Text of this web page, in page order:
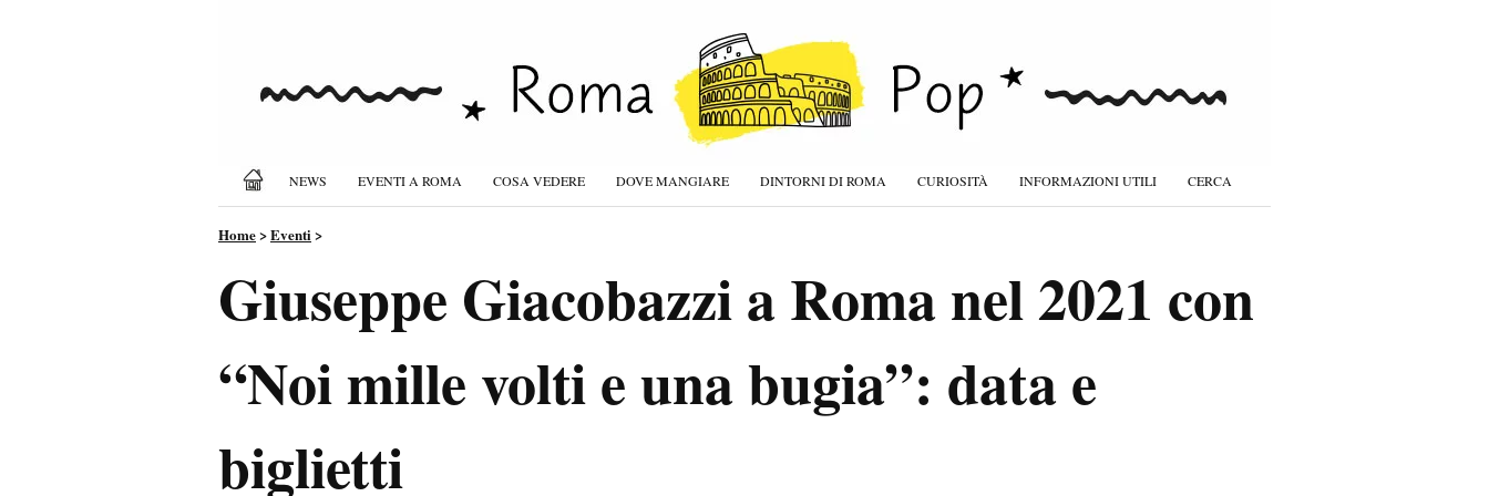
NEWS EVENTI A ROMA COSA VEDERE DOVE MANGIARE DINTORNI DI ROMA CURIOSITÀ INFORMAZIONI UTILI CERCA
Home>Eventi>
Giuseppe Giacobazzi a Roma nel 2021 con
“Noi mille volti e una bugia”: data e
biglietti